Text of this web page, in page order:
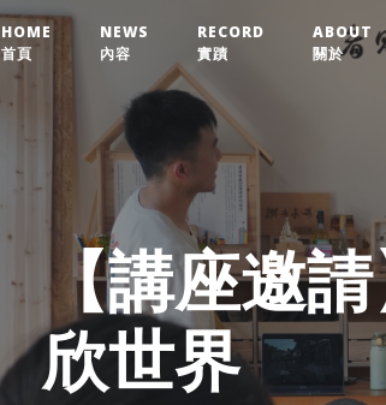
HOME
首頁
NEWS
內容
RECORD
實蹟
ABOUT
關於
【講座邀
欣世界